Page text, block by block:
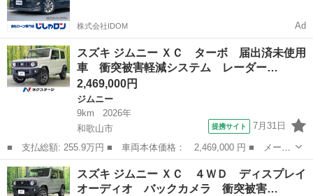
11.6）
ｔｈ （検10.3）
株式会社IDOM Ad
スズキ ジムニー ＸＣ ターボ 届出済未使用
車 衝突被害軽減システム レーダー…
2,469,000円
ジムニー
9km
2026年
和歌山市
提携サイト 7月31日
■ 支払総額: 255.9万円 ■ 車両本体価格： 2,469,000 円 ■ メーカ
ー名： スズキ ■ 車種名： ジムニー ■ グレード名： ＸＣ タ
ーボ 届出済未使用車 衝突被害軽減システム レーダークルーズ
コーナー...
和歌山 和歌山市 ジムニー
スズキ ジムニー ＸＣ ４ＷＤ ディスプレイ
オーディオ バックカメラ 衝突被害…